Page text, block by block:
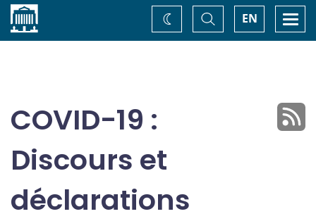
Accueil EN
Basculer
la
recherche
Changez
de
COVID-19 :
Discours et
déclarations